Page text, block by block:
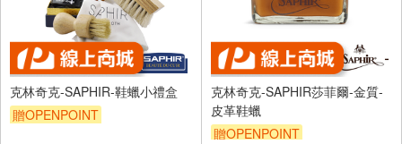
克林奇克-SAPHIR-鞋蠟小禮盒
贈OPENPOINT
克林奇克-SAPHIR莎菲爾-金質-
皮革鞋蠟
贈OPENPOINT